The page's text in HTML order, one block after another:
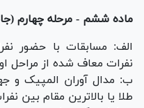
ماده ششم - مرحله چهارم
الف: مسابقات با حضور
نفرات معاف شده از مراحل
طلا یا بالاترین مقام بین